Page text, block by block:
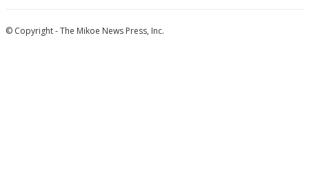
© Copyright - The Mikoe News Press, Inc.